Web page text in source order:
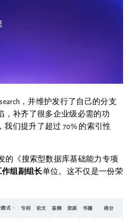
，并维护发行了自己的分支
，补齐了很多企业级必需的功
们提升了超过 70% 的索引性
的《搜索型数据库基础能力专项
组副组长单位。这不仅是一份荣